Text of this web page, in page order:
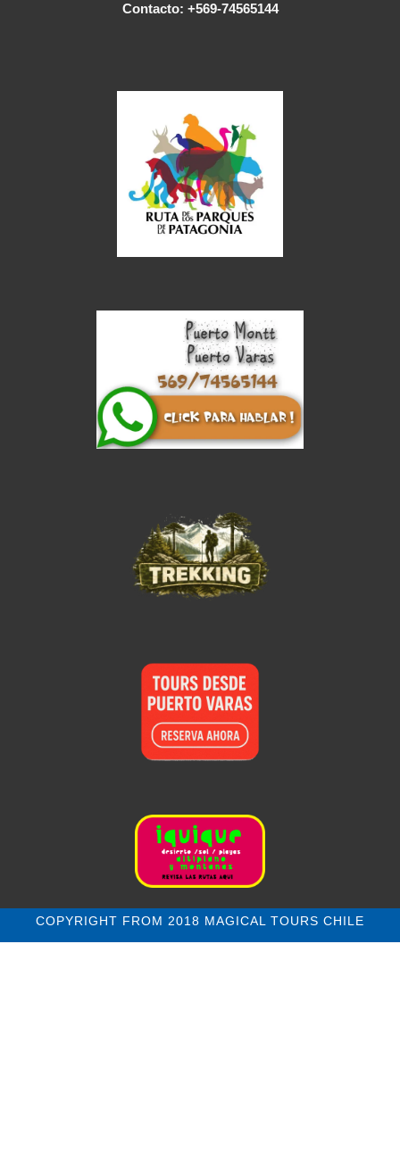
Contacto: +569-74565144
COPYRIGHT FROM 2018 MAGICAL TOURS CHILE